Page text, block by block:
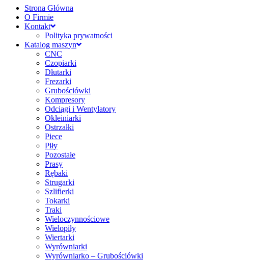
Strona Główna
O Firmie
Kontakt
Polityka prywatności
Katalog maszyn
CNC
Czopiarki
Dłutarki
Frezarki
Grubościówki
Kompresory
Odciągi i Wentylatory
Okleiniarki
Ostrzałki
Piece
Piły
Pozostałe
Prasy
Rębaki
Strugarki
Szlifierki
Tokarki
Traki
Wieloczynnościowe
Wielopiły
Wiertarki
Wyrówniarki
Wyrówniarko – Grubościówki